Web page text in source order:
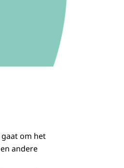
om het
andere